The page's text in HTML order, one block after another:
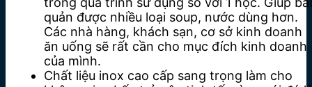
quản được nhiều loại soup, nước dùng hơn.
Các nhà hàng, khách sạn, cơ sở kinh doanh
ăn uống sẽ rất cần cho mục đích kinh doanh
của mình.
Chất liệu inox cao cấp sang trọng làm cho